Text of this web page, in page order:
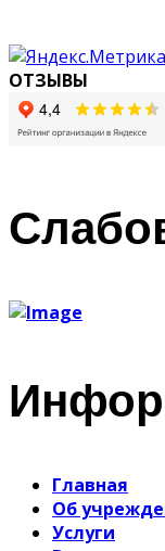
ОТЗЫВЫ
Главная
Об
Услуги